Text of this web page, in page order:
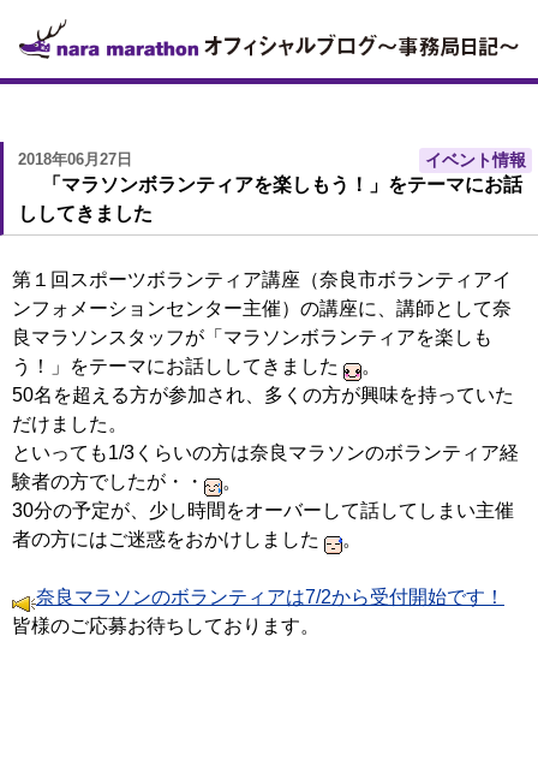
2018年06月27日 イベント情報
「マラソンボランティアを楽しもう！」をテーマにお話
ししてきました
第１回スポーツボランティア講座（奈良市ボランティアイ
ンフォメーションセンター主催）の講座に、講師として奈
良マラソンスタッフが「マラソンボランティアを楽しも
う！」をテーマにお話ししてきました
。
50名を超える方が参加され、多くの方が興味を持っていた
だけました。
といっても1/3くらいの方は奈良マラソンのボランティア経
験者の方でしたが・・
。
30分の予定が、少し時間をオーバーして話してしまい主催
者の方にはご迷惑をおかけしました
。
奈良マラソンのボランティアは7/2から受付開始です！
皆様のご応募お待ちしております。